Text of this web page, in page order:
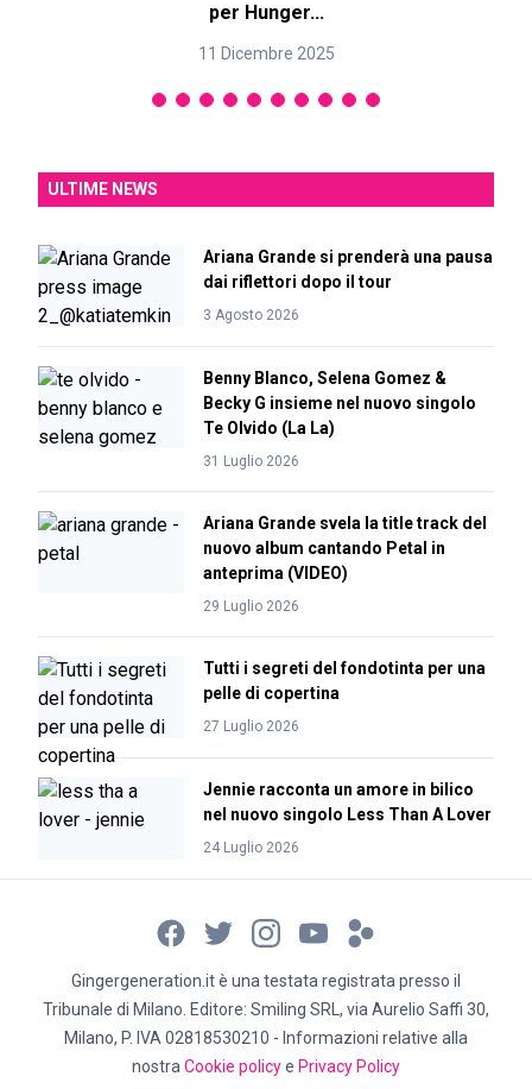
per Hunger...
11 Dicembre 2025
ULTIME NEWS
Ariana Grande si prenderà una pausa
dai riflettori dopo il tour
3 Agosto 2026
Benny Blanco, Selena Gomez &
Becky G insieme nel nuovo singolo
Te Olvido (La La)
31 Luglio 2026
Ariana Grande svela la title track del
nuovo album cantando Petal in
anteprima (VIDEO)
29 Luglio 2026
Tutti i segreti del fondotinta per una
pelle di copertina
27 Luglio 2026
Jennie racconta un amore in bilico
nel nuovo singolo Less Than A Lover
24 Luglio 2026
Gingergeneration.it è una testata registrata presso il
Tribunale di Milano. Editore: Smiling SRL, via Aurelio Saffi 30,
Milano, P. IVA 02818530210 - Informazioni relative alla
nostra Cookie policye Privacy Policy